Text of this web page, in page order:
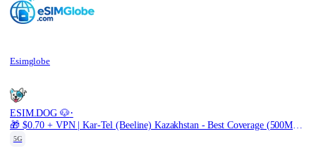
Esimglobe
ESIM.DOG 🐶·
5G